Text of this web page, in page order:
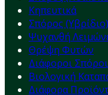
Κηπευτικά
Σπόρος
Ψυχανθή
Θρέψη Φυτών
Διάφοροι Σπόροι
Βιολογική
Διάφορα